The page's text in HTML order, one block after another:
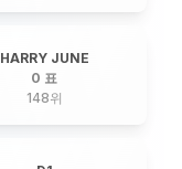
HARRY JUNE
0 표
148위